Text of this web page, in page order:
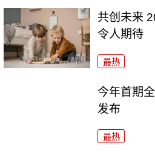
共创未来
令人期待
最热
今年首期
发布
最热